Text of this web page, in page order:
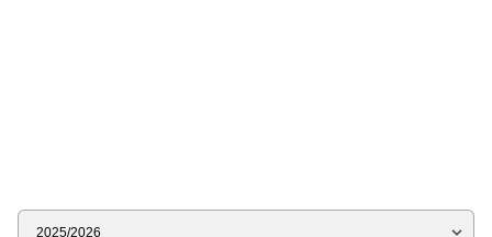
Sezona